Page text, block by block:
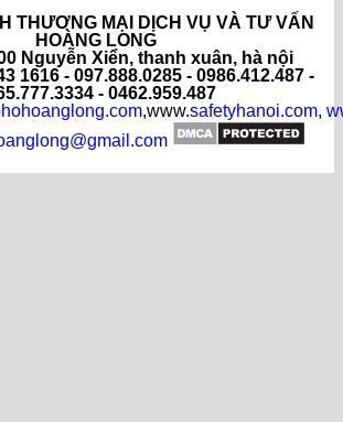
THƯƠNG MẠI DỊCH VỤ VÀ TƯ VẤN
HOÀNG LONG
Nguyễn Xiển, thanh xuân, hà nội
1616 - 097.888.0285 - 0986.412.487 -
- 0462.959.487
,www.safetyhanoi.com,